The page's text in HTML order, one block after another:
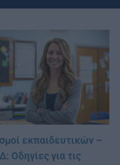
εκπαιδευτικών –
Οδηγίες για τις